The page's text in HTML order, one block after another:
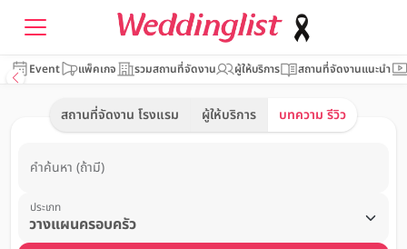
Event แพ็คเกจ รวมสถานที่จัดงาน ผู้ให้บริการ สถานที่จัดงานแนะนำ
สถานที่จัดงาน โรงแรม ผู้ให้บริการ บทความ รีวิว
คำค้นหา (ถ้ามี)
ประเภท